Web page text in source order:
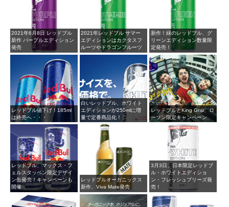
2021年6月8日 レッドブル
新作 パープルエディション
発売
2021年レッドブル サマー
エディションはカクタスフ
ルーツやドラゴンフルーツ
新作！緑のレッドブル、グ
リーンエディション数量限
定発売！
レッドブル値下げ！185ml
は終売へ・・・
白いレッドブル、ホワイト
エディションが250mlに増
量で定番商品化！
レッドブルとKing Gnu、ロ
ーソン限定キャンペーン
レッドブル、マックス・フ
ェルスタッペン限定デザイ
ン缶発売！キャンペーンも
開催
レッドブルオーガニックス
新作、Viva Mate発売
3月3日、日本限定レッドブ
ル・ホワイトエディショ
ン・フレッシュブリーズ発
売！